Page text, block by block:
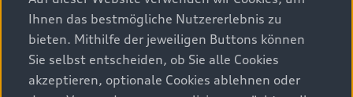
Alle Modelle
Modelle vergleichen
Beratung & Kauf
Aktuelle Angebote
Service & Zubehör
Ihnen das bestmögliche Nutzererlebnis zu
bieten. Mithilfe der jeweiligen Buttons können
Sie selbst entscheiden, ob Sie alle Cookies
akzeptieren, optionale Cookies ablehnen oder